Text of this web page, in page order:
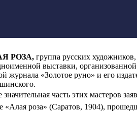
РОЗА, группа русских
выставки,
журнала «Золотое руно» и его
часть этих мастеров
«Алая роза» (Саратов, 1904),